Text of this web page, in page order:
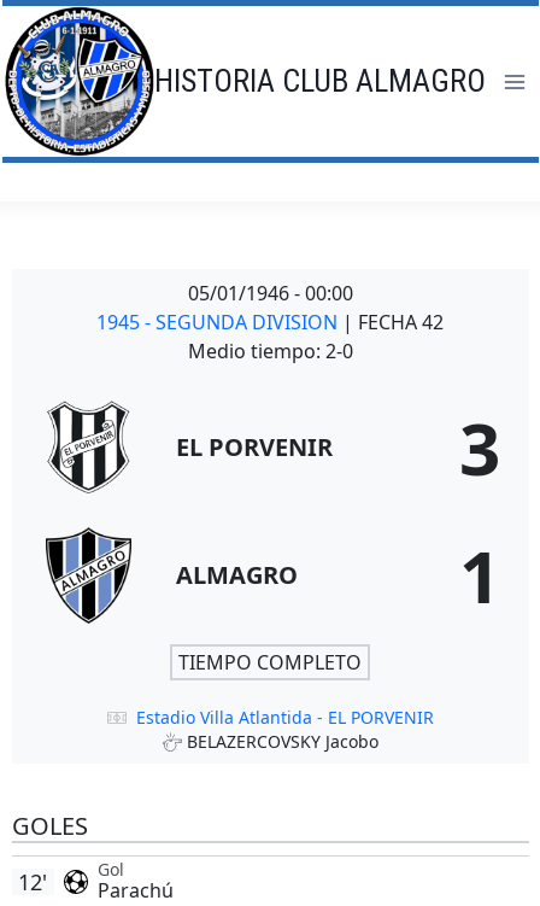
Saltar
al
contenido
HISTORIA CLUB ALMAGRO
05/01/1946 - 00:00
1945 - SEGUNDA DIVISION | FECHA 42
Medio tiempo: 2-0
EL PORVENIR 3
ALMAGRO 1
TIEMPO COMPLETO
Estadio Villa Atlantida - EL PORVENIR
BELAZERCOVSKY Jacobo
GOLES
Gol
Parachú
12'